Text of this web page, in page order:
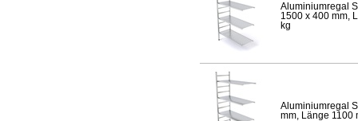
Aluminiumregal
1500 x 400 mm,
kg
Aluminiumregal
mm, Länge 1100